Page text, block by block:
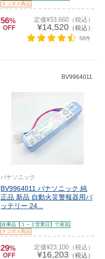
ネコポス商品
56%
OFF
定価¥33,660（税込）
¥14,520（税込）
58件
BV9964011
パナソニック
BV9964011 パナソニック 純
正品 新品 自動火災警報器用バ
ッテリー 24...
在庫品【１～２営業日】で発送
ネコポス商品
29%
OFF
定価¥23,100（税込）
¥16,203（税込）